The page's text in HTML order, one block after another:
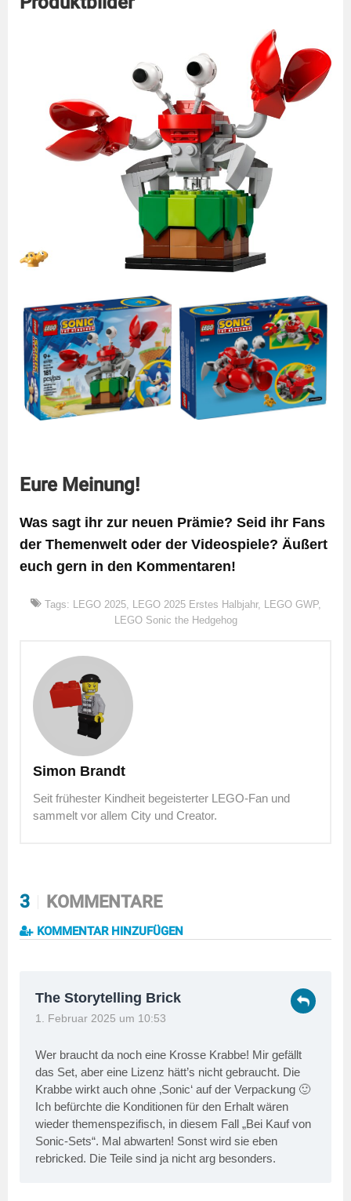
Eure Meinung!
Was sagt ihr zur neuen Prämie? Seid ihr Fans
der Themenwelt oder der Videospiele? Äußert
euch gern in den Kommentaren!
Tags: LEGO 2025, LEGO 2025 Erstes Halbjahr, LEGO GWP,
LEGO Sonic the Hedgehog
Simon Brandt
Seit frühester Kindheit begeisterter LEGO-Fan und
sammelt vor allem City und Creator.
3 KOMMENTARE
KOMMENTAR HINZUFÜGEN
The Storytelling Brick
1. Februar 2025 um 10:53
Wer braucht da noch eine Krosse Krabbe! Mir gefällt
das Set, aber eine Lizenz hätt’s nicht gebraucht. Die
Krabbe wirkt auch ohne ‚Sonic‘ auf der Verpackung 🙂
Ich befürchte die Konditionen für den Erhalt wären
wieder themenspezifisch, in diesem Fall „Bei Kauf von
Sonic-Sets“. Mal abwarten! Sonst wird sie eben
rebricked. Die Teile sind ja nicht arg besonders.